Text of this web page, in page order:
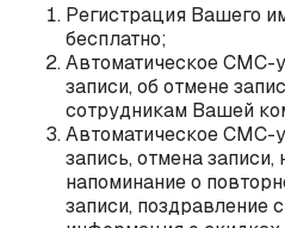
Регистрация Вашего
бесплатно;
Автоматическое СМС-
записи, об отмене
сотрудникам Вашей
Автоматическое СМС-
запись, отмена записи,
напоминание о
записи, поздравление